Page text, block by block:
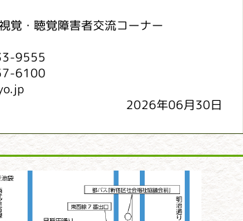
・聴覚障害者交流コーナー
9555
6100
2026年06月30日